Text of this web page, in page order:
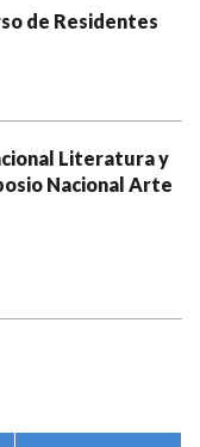
de Residentes
Literatura y
Nacional Arte